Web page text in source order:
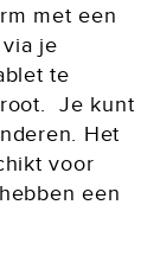
met een
je
te
Je kunt
Het
voor
een